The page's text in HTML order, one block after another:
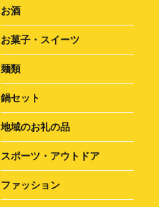
お酒
お菓子・スイーツ
麺類
鍋セット
地域のお礼の品
スポーツ・アウトドア
ファッション